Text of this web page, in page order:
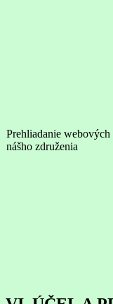
Prehliadanie webových
nášho združenia